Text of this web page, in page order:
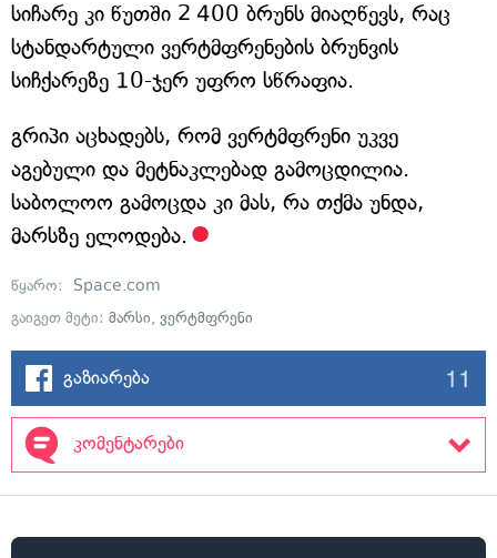
სიჩარე კი წუთში 2 400 ბრუნს მიაღწევს, რაც
სტანდარტული ვერტმფრენების ბრუნვის
სიჩქარეზე 10-ჯერ უფრო სწრაფია.
გრიპი აცხადებს, რომ ვერტმფრენი უკვე
აგებული და მეტნაკლებად გამოცდილია.
საბოლოო გამოცდა კი მას, რა თქმა უნდა,
მარსზე ელოდება.
წყარო: Space.com
გაიგეთ მეტი: მარსი, ვერტმფრენი
გაზიარება 11
კომენტარები